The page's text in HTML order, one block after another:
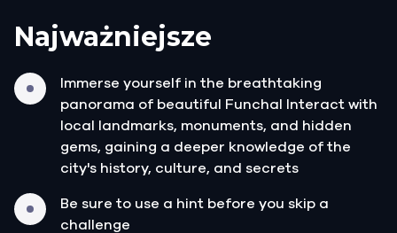
Najważniejsze
Immerse yourself in the breathtaking
panorama of beautiful Funchal Interact with
local landmarks, monuments, and hidden
gems, gaining a deeper knowledge of the
city's history, culture, and secrets
Be sure to use a hint before you skip a
challenge